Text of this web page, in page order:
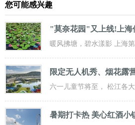
您可能感兴趣
"莫奈花园"又上线!上海
一波
暖风拂塘，碧水漾影 上海
步“复苏” 粉白嫣红的花朵
限定无人机秀、烟花露
江遛
六一儿童节将至， 松江各
活动与超值福利， 从主题
暑期打卡热 美心红酒小